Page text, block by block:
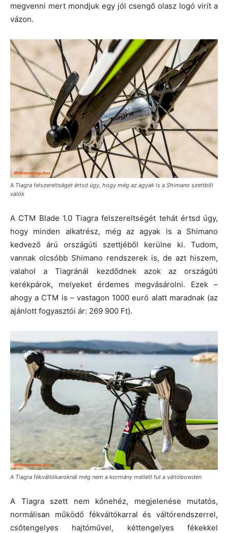
megvenni mert mondjuk egy jól csengő olasz logó virít a
vázon.
A Tiagra felszereltséget értsd úgy, hogy még az agyak is a Shimano szettből
valók
A CTM Blade 1.0 Tiagra felszereltségét tehát értsd úgy,
hogy minden alkatrész, még az agyak is a Shimano
kedvező árú országúti szettjéből kerülne ki. Tudom,
vannak olcsóbb Shimano rendszerek is, de azt hiszem,
valahol a Tiagránál kezdődnek azok az országúti
kerékpárok, melyeket érdemes megvásárolni. Ezek –
ahogy a CTM is – vastagon 1000 euró alatt maradnak (az
ajánlott fogyasztói ár: 269 900 Ft).
A Tiagra fékváltókaroknál még nem a kormány mellett fut a váltóbowden
A Tiagra szett nem kőnehéz, megjelenése mutatós,
normálisan működő fékváltókarral és váltórendszerrel,
csőtengelyes hajtóművel, kéttengelyes fékekkel